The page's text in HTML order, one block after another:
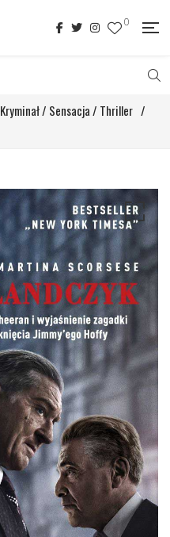
0
Kryminał / Sensacja / Thriller /